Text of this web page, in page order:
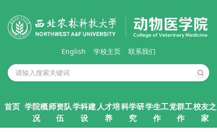
English 学校主页 联系我们
首页 学院概
况
师资队
伍
学科建
设
人才培
养
科学研
究
学生工
作
党群工
作
校友之
家